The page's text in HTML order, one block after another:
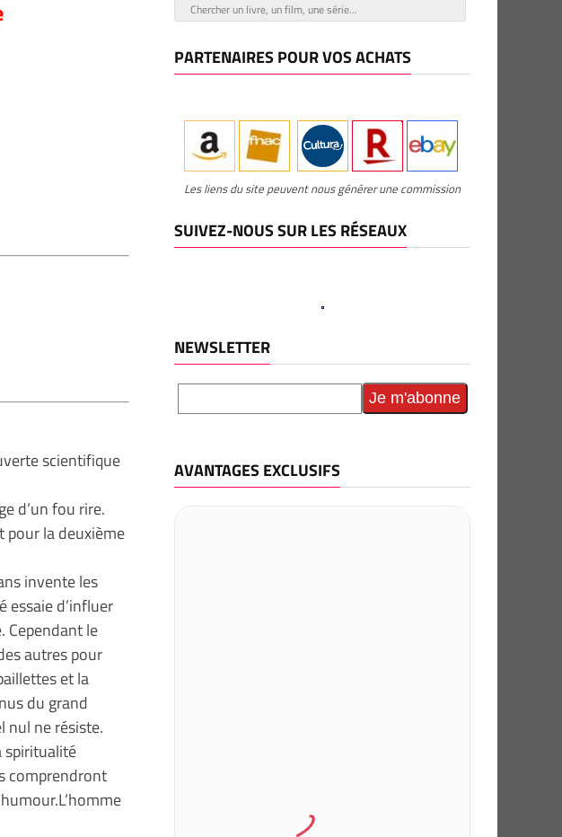
scientifique
d’un fou rire.
pour la deuxième
invente les
essaie d’influer
Cependant le
autres pour
et la
du grand
nul ne résiste.
spiritualité
comprendront
PARTENAIRES POUR VOS ACHATS
Les liens du site peuvent nous générer une commission
SUIVEZ-NOUS SUR LES RÉSEAUX
NEWSLETTER
AVANTAGES EXCLUSIFS